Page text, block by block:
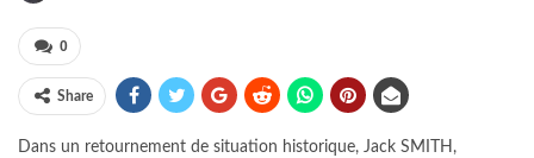
0
Share
Dans un retournement de situation historique, Jack SMITH,